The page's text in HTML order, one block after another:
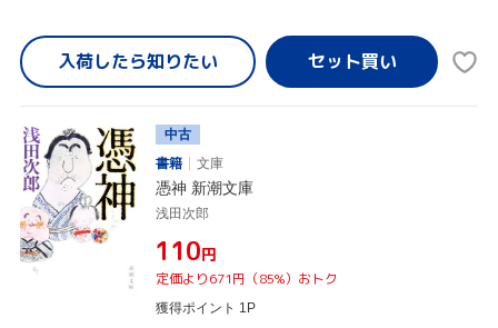
入荷したら知りたい
中古
書籍
文庫
憑神 新潮文庫
浅田次郎
¥110円
定価より671円（85%）おトク
獲得ポイント 1P